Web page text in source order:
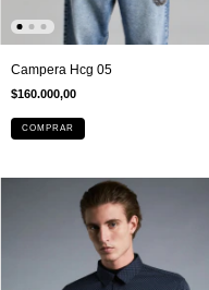
Campera Hcg 05
$160.000,00
COMPRAR